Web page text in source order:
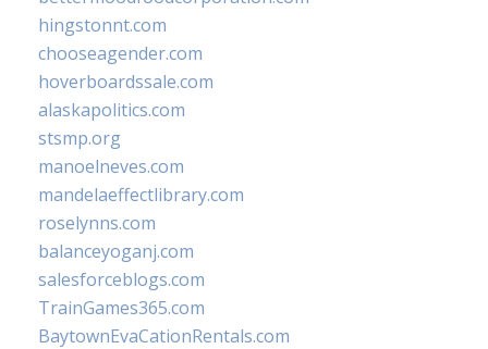
hingstonnt.com
chooseagender.com
hoverboardssale.com
alaskapolitics.com
stsmp.org
manoelneves.com
mandelaeffectlibrary.com
roselynns.com
balanceyoganj.com
salesforceblogs.com
TrainGames365.com
BaytownEvaCationRentals.com